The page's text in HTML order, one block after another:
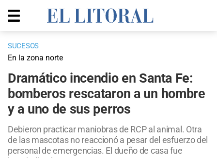
SUCESOS
En la zona norte
Dramático incendio en Santa Fe:
bomberos rescataron a un hombre
y a uno de sus perros
Debieron practicar maniobras de RCP al animal. Otra
de las mascotas no reaccionó a pesar del esfuerzo del
personal de emergencias. El dueño de casa fue